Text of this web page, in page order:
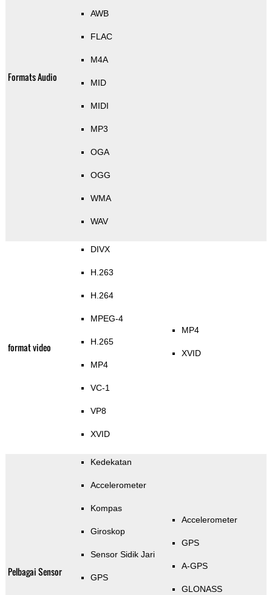
Formats Audio
AWB
FLAC
M4A
MID
MIDI
MP3
OGA
OGG
WMA
WAV
format video
DIVX
H.263
H.264
MPEG-4
H.265
MP4
VC-1
VP8
XVID
MP4
XVID
Pelbagai Sensor
Kedekatan
Accelerometer
Kompas
Giroskop
Sensor Sidik Jari
GPS
Accelerometer
GPS
A-GPS
GLONASS